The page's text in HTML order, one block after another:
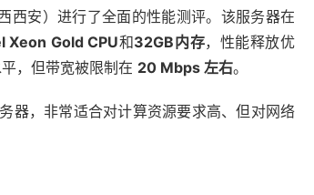
西安）进行了全面的性能测评。该服务器在
Xeon Gold CPU和32GB内存，性能释放优
，但带宽被限制在 20 Mbps 左右。
器，非常适合对计算资源要求高、但对网络